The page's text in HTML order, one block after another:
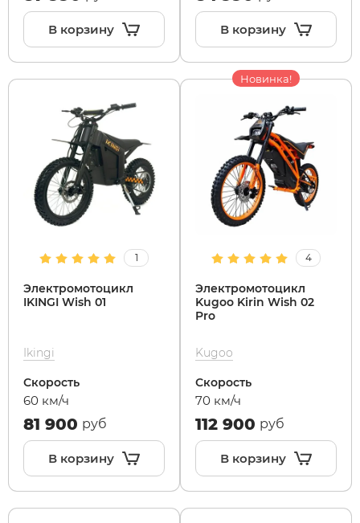
В корзину В корзину
1
Электромотоцикл
IKINGI Wish 01
Ikingi
Скорость
60 км/ч
81 900 руб
В корзину
Новинка!
4
Электромотоцикл
Kugoo Kirin Wish 02
Pro
Kugoo
Скорость
70 км/ч
112 900 руб
В корзину